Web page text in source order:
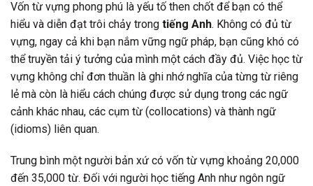
Vốn từ vựng phong phú là yếu tố then chốt để bạn có thể
hiểu và diễn đạt trôi chảy trong tiếng Anh. Không có đủ từ
vựng, ngay cả khi bạn nắm vững ngữ pháp, bạn cũng khó có
thể truyền tải ý tưởng của mình một cách đầy đủ. Việc học từ
vựng không chỉ đơn thuần là ghi nhớ nghĩa của từng từ riêng
lẻ mà còn là hiểu cách chúng được sử dụng trong các ngữ
cảnh khác nhau, các cụm từ (collocations) và thành ngữ
(idioms) liên quan.
Trung bình một người bản xứ có vốn từ vựng khoảng 20,000
đến 35,000 từ. Đối với người học tiếng Anh như ngôn ngữ